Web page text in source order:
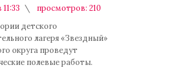
просмотров: 210
детского
лагеря «Звездный»
округа проведут
полевые работы.